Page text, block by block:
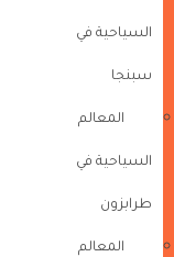
السياحية في
سبنجا
المعالم
السياحية في
طرابزون
المعالم